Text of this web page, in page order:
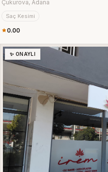
Çukurova, Adana
Saç Kesimi
0.00
✨ ONAYLI